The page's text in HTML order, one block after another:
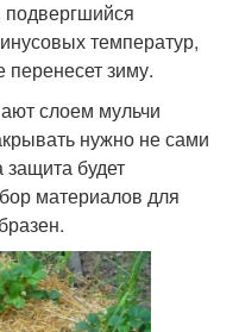
подвергшийся
температур,
перенесет зиму.
слоем мульчи
нужно не сами
защита будет
материалов для